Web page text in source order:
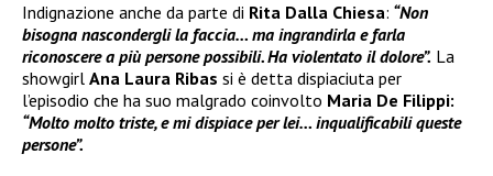
Indignazione anche da parte di Rita Dalla Chiesa: “Non
bisogna nascondergli la faccia… ma ingrandirla e farla
riconoscere a più persone possibili. Ha violentato il dolore”. La
showgirl Ana Laura Ribas si è detta dispiaciuta per
l’episodio che ha suo malgrado coinvolto Maria De Filippi:
“Molto molto triste, e mi dispiace per lei… inqualificabili queste
persone”.